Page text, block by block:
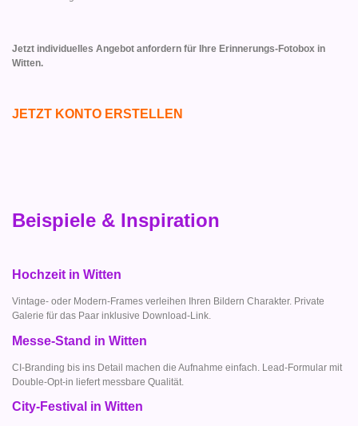
Jetzt individuelles Angebot anfordern für Ihre Erinnerungs-Fotobox in
Witten.
JETZT KONTO ERSTELLEN
Beispiele & Inspiration
Hochzeit in Witten
Vintage- oder Modern-Frames verleihen Ihren Bildern Charakter. Private
Galerie für das Paar inklusive Download-Link.
Messe-Stand in Witten
CI-Branding bis ins Detail machen die Aufnahme einfach. Lead-Formular mit
Double-Opt-in liefert messbare Qualität.
City-Festival in Witten